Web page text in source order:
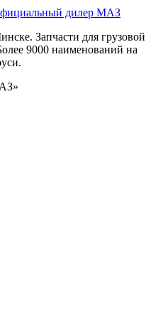
Запчасти для грузовой
9000 наименований на